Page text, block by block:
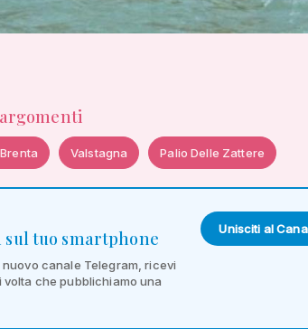
Valstagna Palio Delle Zattere
sul tuo smartphone
canale Telegram, ricevi
che pubblichiamo una
Unisciti al